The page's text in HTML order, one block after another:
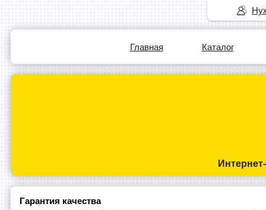
Главная Каталог
Гарантия качества